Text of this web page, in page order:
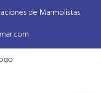
de Marmolistas